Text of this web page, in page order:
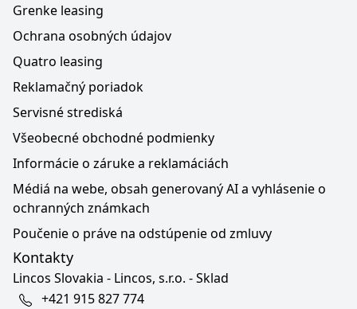
Grenke leasing
Ochrana osobných údajov
Quatro leasing
Reklamačný poriadok
Servisné strediská
Všeobecné obchodné podmienky
Informácie o záruke a reklamáciách
Médiá na webe, obsah generovaný AI a vyhlásenie o
ochranných známkach
Poučenie o práve na odstúpenie od zmluvy
Kontakty
Lincos Slovakia - Lincos, s.r.o. - Sklad
+421 915 827 774